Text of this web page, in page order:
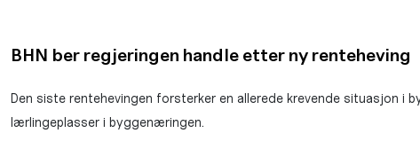
BHN ber regjeringen handle etter ny renteheving
Den siste rentehevingen forsterker en allerede krevende situasjon i
lærlingeplasser i byggenæringen.